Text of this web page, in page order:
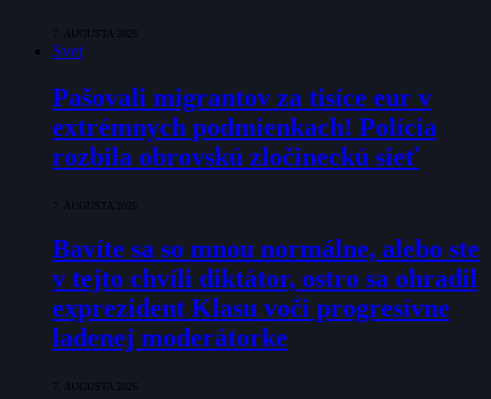
7. AUGUSTA 2026
Svet
Pašovali migrantov za tisíce eur v
extrémnych podmienkach! Polícia
rozbila obrovskú zločineckú sieť
7. AUGUSTA 2026
Bavíte sa so mnou normálne, alebo ste
v tejto chvíli diktátor, ostro sa ohradil
exprezident Klasu voči progresívne
ladenej moderátorke
7. AUGUSTA 2026